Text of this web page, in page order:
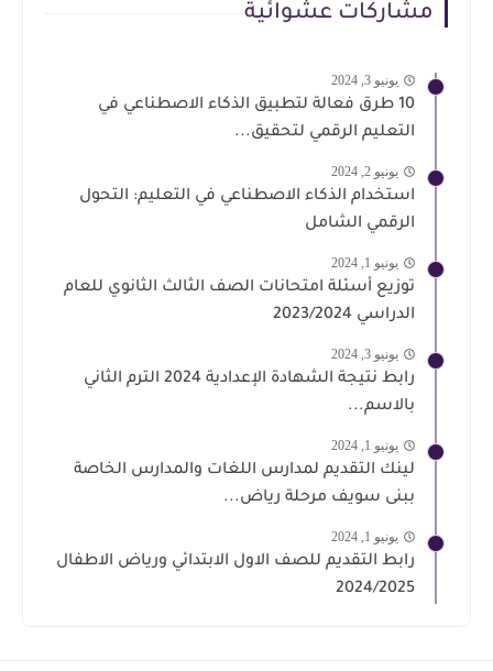
مشاركات عشوائية
يونيو 3, 2024
10 طرق فعالة لتطبيق الذكاء الاصطناعي في
التعليم الرقمي لتحقيق...
يونيو 2, 2024
استخدام الذكاء الاصطناعي في التعليم: التحول
الرقمي الشامل
يونيو 1, 2024
توزيع أسئلة امتحانات الصف الثالث الثانوي للعام
الدراسي 2023/2024
يونيو 3, 2024
رابط نتيجة الشهادة الإعدادية 2024 الترم الثاني
بالاسم...
يونيو 1, 2024
لينك التقديم لمدارس اللغات والمدارس الخاصة
ببنى سويف مرحلة رياض...
يونيو 1, 2024
رابط التقديم للصف الاول الابتدائي ورياض الاطفال
2024/2025